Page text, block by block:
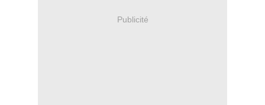
Publicité